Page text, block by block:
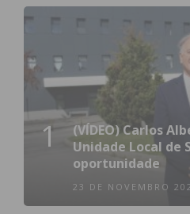
1
(VÍDEO) Carlos
Unidade Local de
oportunidade
23 DE NOVEMBRO